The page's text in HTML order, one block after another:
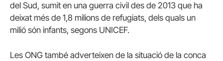
del Sud, sumit en una guerra civil des de 2013 que ha
deixat més de 1,8 milions de refugiats, dels quals un
milió són infants, segons UNICEF.
Les ONG també adverteixen de la situació de la conca